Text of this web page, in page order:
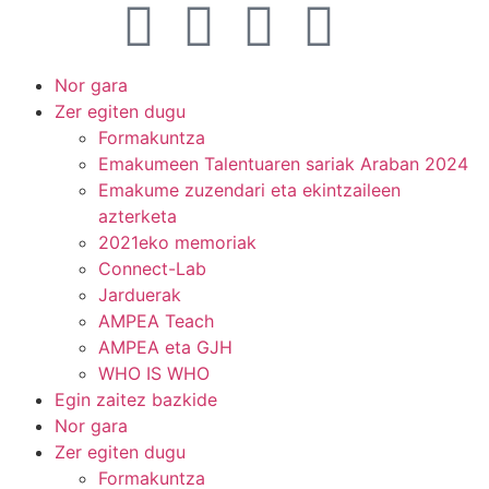
Nor gara
Zer egiten dugu
Formakuntza
Emakumeen Talentuaren sariak Araban 2024
Emakume zuzendari eta ekintzaileen
azterketa
2021eko memoriak
Connect-Lab
Jarduerak
AMPEA Teach
AMPEA eta GJH
WHO IS WHO
Egin zaitez bazkide
Nor gara
Zer egiten dugu
Formakuntza